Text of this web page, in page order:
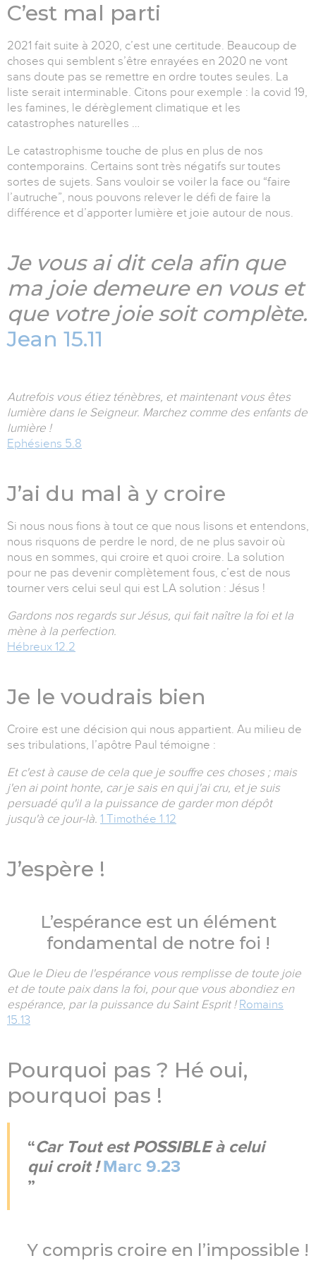
C’est mal parti
2021 fait suite à 2020, c’est une certitude. Beaucoup de
choses qui semblent s’être enrayées en 2020 ne vont
sans doute pas se remettre en ordre toutes seules. La
liste serait interminable. Citons pour exemple : la covid 19,
les famines, le dérèglement climatique et les
catastrophes naturelles …
Le catastrophisme touche de plus en plus de nos
contemporains. Certains sont très négatifs sur toutes
sortes de sujets. Sans vouloir se voiler la face ou “faire
l’autruche”, nous pouvons relever le défi de faire la
différence et d’apporter lumière et joie autour de nous.
Je vous ai dit cela afin que
ma joie demeure en vous et
que votre joie soit complète.
Jean 15.11
Autrefois vous étiez ténèbres, et maintenant vous êtes
lumière dans le Seigneur. Marchez comme des enfants de
lumière !
Ephésiens 5.8
J’ai du mal à y croire
Si nous nous fions à tout ce que nous lisons et entendons,
nous risquons de perdre le nord, de ne plus savoir où
nous en sommes, qui croire et quoi croire. La solution
pour ne pas devenir complètement fous, c’est de nous
tourner vers celui seul qui est LA solution : Jésus !
Gardons nos regards sur Jésus, qui fait naître la foi et la
mène à la perfection.
Hébreux 12.2
Je le voudrais bien
Croire est une décision qui nous appartient. Au milieu de
ses tribulations, l’apôtre Paul témoigne :
Et c'est à cause de cela que je souffre ces choses ; mais
j'en ai point honte, car je sais en qui j'ai cru, et je suis
persuadé qu'il a la puissance de garder mon dépôt
jusqu'à ce jour-là. 1 Timothée 1.12
J’espère !
L’espérance est un élément
fondamental de notre foi !
Que le Dieu de l'espérance vous remplisse de toute joie
et de toute paix dans la foi, pour que vous abondiez en
espérance, par la puissance du Saint Esprit ! Romains
15.13
Pourquoi pas ? Hé oui,
pourquoi pas !
Car Tout est POSSIBLE à celui
qui croit ! Marc 9.23
Y compris croire en l’impossible !